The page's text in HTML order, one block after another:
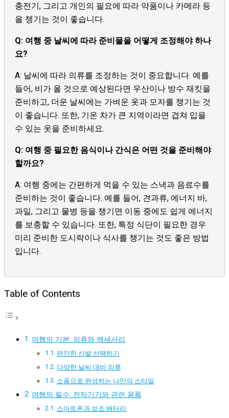
충전기, 그리고 개인의 필요에 따라 약품이나 카메라 등
을 챙기는 것이 좋습니다.
Q: 여행 중 날씨에 따라 준비물을 어떻게 조정해야 하나
요?
A: 날씨에 따라 의류를 조정하는 것이 중요합니다. 예를
들어, 비가 올 것으로 예상된다면 우산이나 방수 재킷을
준비하고, 더운 날씨에는 가벼운 옷과 모자를 챙기는 것
이 좋습니다. 또한, 기온 차가 큰 지역이라면 겹쳐 입을
수 있는 옷을 준비하세요.
Q: 여행 중 필요한 음식이나 간식은 어떤 것을 준비해야
할까요?
A: 여행 중에는 간편하게 먹을 수 있는 스낵과 음료수를
준비하는 것이 좋습니다. 예를 들어, 견과류, 에너지 바,
과일, 그리고 물병 등을 챙기면 이동 중에도 쉽게 에너지
를 보충할 수 있습니다. 또한, 특정 식단이 필요한 경우
미리 준비한 도시락이나 식사를 챙기는 것도 좋은 방법
입니다.
Table of Contents
여행의 기본: 의류와 액세서리
편안한 신발 선택하기
다양한 날씨 대비 의류
소품으로 완성하는 나만의 스타일
여행의 필수: 전자기기와 관련 용품
스마트폰과 보조 배터리